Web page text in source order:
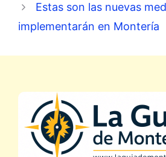
Estas son las nuevas
implementarán en Montería